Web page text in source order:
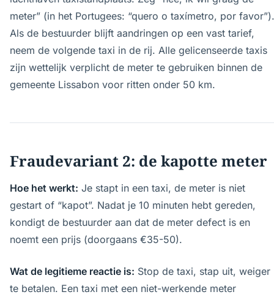
meter” (in het Portugees: “quero o taxímetro, por favor”).
Als de bestuurder blijft aandringen op een vast tarief,
neem de volgende taxi in de rij. Alle gelicenseerde taxis
zijn wettelijk verplicht de meter te gebruiken binnen de
gemeente Lissabon voor ritten onder 50 km.
Fraudevariant 2: de kapotte meter
Hoe het werkt: Je stapt in een taxi, de meter is niet
gestart of “kapot”. Nadat je 10 minuten hebt gereden,
kondigt de bestuurder aan dat de meter defect is en
noemt een prijs (doorgaans €35-50).
Wat de legitieme reactie is: Stop de taxi, stap uit, weiger
te betalen. Een taxi met een niet-werkende meter